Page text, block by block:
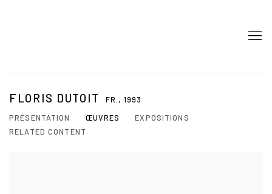
FLORIS DUTOIT FR., 1993
PRÉSENTATION
ŒUVRES
EXPOSITIONS
RELATED CONTENT